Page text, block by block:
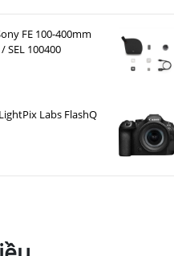
FE 100-400mm
SEL 100400
Labs FlashQ